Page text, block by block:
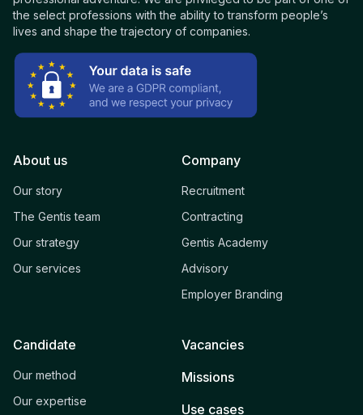
the select professions with the ability to transform people’s
lives and shape the trajectory of companies.
About us
Our story
The Gentis team
Our strategy
Our services
Company
Recruitment
Contracting
Gentis Academy
Advisory
Employer Branding
Candidate
Our method
Our expertise
Vacancies
Missions
Use cases